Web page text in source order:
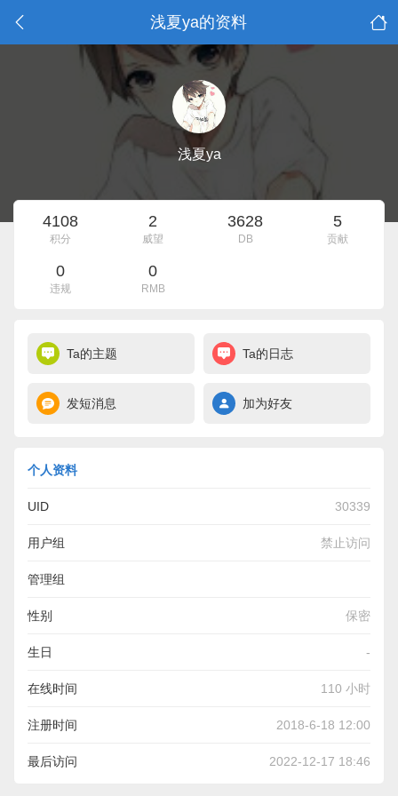
浅夏ya的资料
浅夏ya
4108
积分
2
威望
3628
DB
5
贡献
0
违规
0
RMB
Ta的主题 Ta的日志
发短消息 加为好友
个人资料
UID 30339
用户组 禁止访问
管理组
性别 保密
生日 -
在线时间 110 小时
注册时间 2018-6-18 12:00
最后访问 2022-12-17 18:46